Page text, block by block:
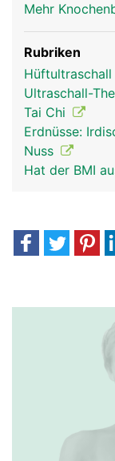
Mehr
Rubriken
Ultraschall-
Tai Chi
Erdnüsse:
Nuss
Hat der BMI